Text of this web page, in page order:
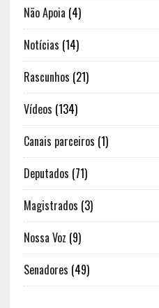
Não Apoia (4)
Notícias (14)
Rascunhos (21)
Vídeos (134)
Canais parceiros (1)
Deputados (71)
Magistrados (3)
Nossa Voz (9)
Senadores (49)